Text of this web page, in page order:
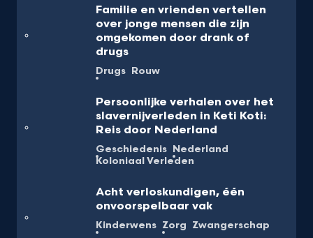
Familie en vrienden vertellen
over jonge mensen die zijn
omgekomen door drank of
drugs
Drugs Rouw
Persoonlijke verhalen over het
slavernijverleden in Keti Koti:
Reis door Nederland
Geschiedenis Nederland
Koloniaal Verleden
Acht verloskundigen, één
onvoorspelbaar vak
Kinderwens Zorg Zwangerschap